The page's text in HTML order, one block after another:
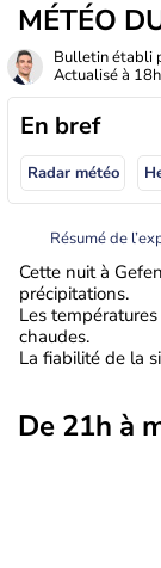
MÉTÉO
Bulletin établi
Actualisé à
En bref
Radar météo
Résumé de
Cette nuit à
précipitations.
Les
chaudes.
La fiabilité de la
De 21h à